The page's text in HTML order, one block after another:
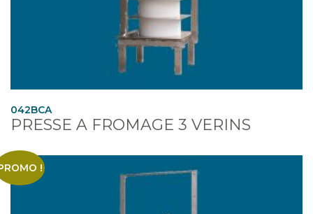
042BCA
PRESSE A FROMAGE 3 VERINS
!